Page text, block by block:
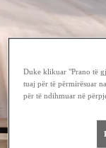
Duke klikuar "Prano të
tuaj për të përmirësuar
për të ndihmuar në